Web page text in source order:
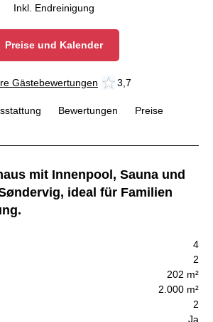
Inkl. Endreinigung
Preise und Kalender
Gästebewertungen 3,7
Bewertungen
Preise
mit Innenpool, Sauna und
ideal für Familien
4
2
202 m²
2.000 m²
2
Ja